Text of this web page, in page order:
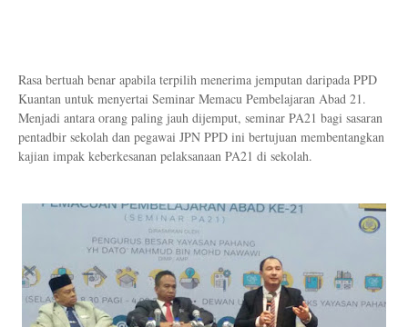
Rasa bertuah benar apabila terpilih menerima jemputan daripada PPD
Kuantan untuk menyertai Seminar Memacu Pembelajaran Abad 21.
Menjadi antara orang paling jauh dijemput, seminar PA21 bagi sasaran
pentadbir sekolah dan pegawai JPN PPD ini bertujuan membentangkan
kajian impak keberkesanan pelaksanaan PA21 di sekolah.